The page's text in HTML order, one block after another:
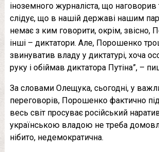
іноземного журналіста, що наговорив
слідує, що в нашій державі нашим
немає з ким говорити, окрім, звісно,
інші – диктатори. Але, Порошенко
звинуватив владу у диктатурі, хоча
руку і обіймав диктатора Путіна”, –
За словами Олещука, сьогодні, у
переговорів, Порошенко фактично
весь світ просуває російський
українською владою не треба
нібито, недемократична.